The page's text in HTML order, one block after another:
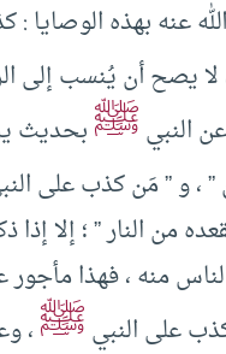
عنه بهذه الوصايا
لا يصح أن يُنسب إلى
النبيﷺبحديث
” ، و ” مَن كذب على
من النار ” ؛ إلا إذا
منه ، فهذا مأجور
على النبيﷺ،